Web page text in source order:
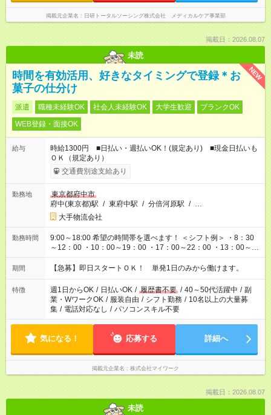
掲載元企業名 日研トータルソーシング株式会社 メディカルケア事業部
掲載日：2026.08.07
未読
NEW
時間を有効活用、好きなタイミングで登録＊お
菓子の仕分け
派遣 職種未経験OK 社会人未経験OK 大学生歓迎
ブランクOK
WEB登録・面接OK
給与
時給1300円 ■日払い・週払いOK！(規定あり) ■現金日払いも
ＯＫ（規定あり）
交通費別途支給あり
勤務地
東京都府中市
府中(東京都)駅 / 東府中駅 / 分倍河原駅 / …
大手物流会社
勤務時間
9:00～18:00 希望の時間帯を選べます！ ＜シフト例＞ ・8：30
～12：00 ・10：00～19：00 ・17：00～22：00 ・13：00～
22：00 ・22：00～翌6：00 など
期間 【急募】即日スタートＯＫ！ 単発1日のみから働けます。
特徴 週1日からOK / 日払いOK / 履歴書不要 / 40～50代活躍中 / 副
業・WワークOK / 服装自由 / シフト勤務 / 10名以上の大量募
集 / 電話対応なし / パソコンスキル不要
気になる！ 応募する 詳細へ
掲載元企業名 株式会社マイワーク
掲載日：2026.08.07
未読